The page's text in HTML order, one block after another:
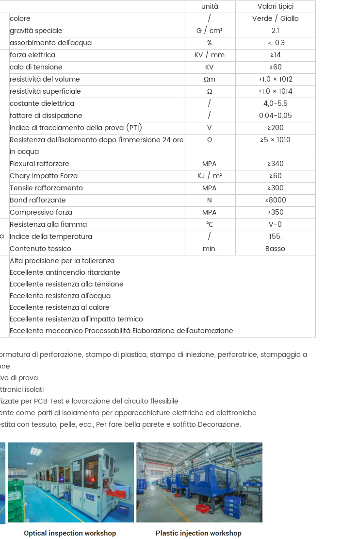
unità Valori tipici
colore /
Verde / Giallo
gravità speciale
G / cm³
2.1
assorbimento dell'acqua
% ＜ 0.3
forza elettrica KV / mm
≥14
calo di tensione
KV
≥60
resistività del volume
Ωm
≥1.0 × 1012
resistività superficiale
Ω
≥1.0 × 1014
costante dielettrica
/
4,0-5.5
fattore di dissipazione
/
0.04-0.05
Indice di tracciamento della prova (PTI)
V
≥200
Resistenza dell'isolamento dopo l'immersione 24 ore
in acqua
Ω ≥5 × 1010
Flexural rafforzare MPA
≥340
Chary Impatto Forza
KJ / m²
≥60
Tensile rafforzamento
MPA
≥300
Bond rafforzante
N
≥8000
Compressivo forza
MPA ≥350
Resistenza alla fiamma ℃
V-0
Indice della temperatura
/
155.
Contenuto tossico.
min. Basso
Alta precisione per la tolleranza
Eccellente antincendio ritardante
Eccellente resistenza alla tensione
Eccellente resistenza all'acqua
Eccellente resistenza al calore
Eccellente resistenza all'impatto termico
Eccellente meccanico Processabilità Elaborazione dell'automazione
di perforazione, stampo di plastica, stampo di iniezione, perforatrice, stampaggio a
di prova
isolati
per PCB Test e lavorazione del circuito flessibile
come parti di isolamento per apparecchiature elettriche ed elettroniche
con tessuto, pelle, ecc., Per fare bella parete e soffitto Decorazione.